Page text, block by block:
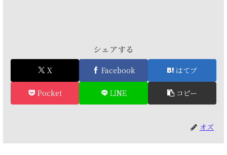
シェアする
X Facebook はてブ
Pocket LINE コピー
オズ